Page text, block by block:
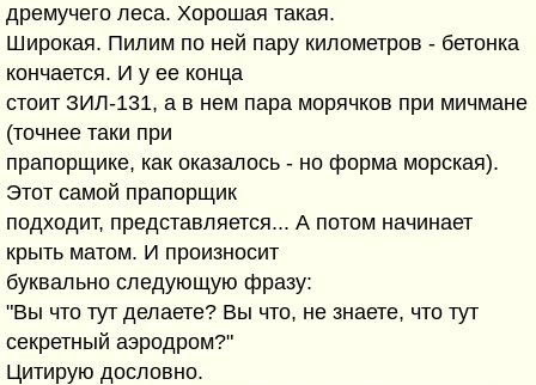
дремучего леса. Хорошая такая.
Широкая. Пилим по ней пару километров - бетонка
кончается. И у ее конца
стоит ЗИЛ-131, а в нем пара морячков при мичмане
(точнее таки при
прапорщике, как оказалось - но форма морская).
Этот самой прапорщик
подходит, представляется... А потом начинает
крыть матом. И произносит
буквально следующую фразу:
"Вы что тут делаете? Вы что, не знаете, что тут
секретный аэродром?"
Цитирую дословно.